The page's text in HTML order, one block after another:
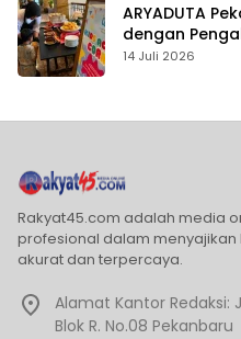
ARYADUTA
dengan
14 Juli 2026
Rakyat45.com adalah media
profesional dalam
akurat dan terpercaya.
Alamat Kantor Redaksi:
Blok R. No.08 Pekanbaru